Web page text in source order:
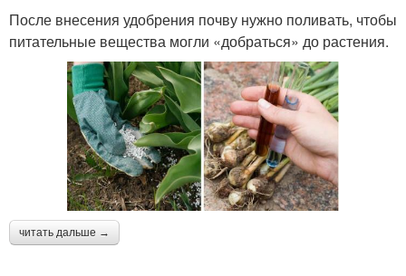
После внесения удобрения почву нужно поливать, чтобы
питательные вещества могли «добраться» до растения.
читать дальше →